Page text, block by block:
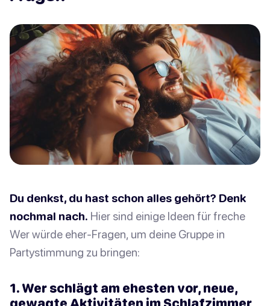
Du denkst, du hast schon alles gehört? Denk
nochmal nach. Hier sind einige Ideen für freche
Wer würde eher-Fragen, um deine Gruppe in
Partystimmung zu bringen:
1. Wer schlägt am ehesten vor, neue,
gewagte Aktivitäten im Schlafzimmer